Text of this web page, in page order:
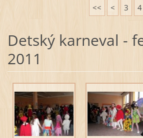
<< < 3 4
Detský karneval -
2011